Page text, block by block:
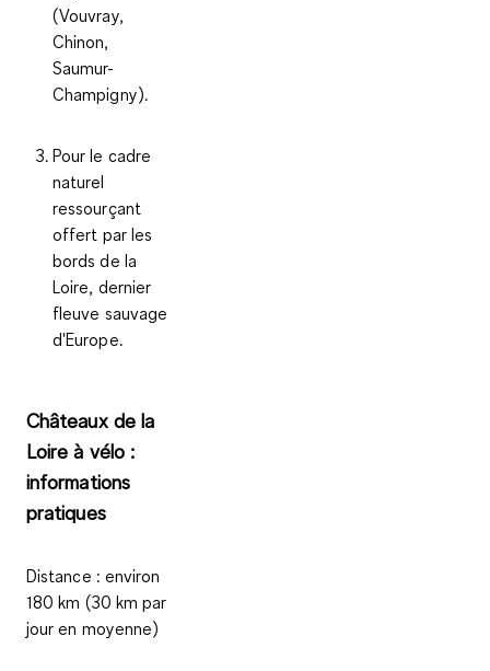
(Vouvray,
Chinon,
Saumur-
Champigny).
Pour le cadre
naturel
ressourçant
offert par les
bords de la
Loire, dernier
fleuve sauvage
d'Europe.
Châteaux de la
Loire à vélo :
informations
pratiques
Distance : environ
180 km (30 km par
jour en moyenne)